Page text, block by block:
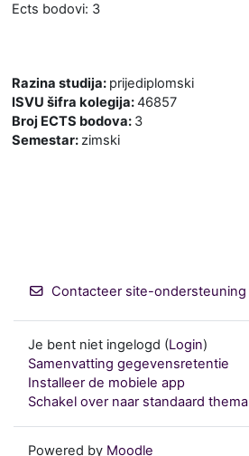
Ects bodovi: 3
Razina studija: prijediplomski
ISVU šifra kolegija:46857
Broj ECTS bodova: 3
Semestar:zimski
Contacteer site-ondersteuning
Je bent niet ingelogd (Login)
Samenvatting gegevensretentie
Installeer de mobiele app
Schakel over naar standaard thema
Powered by Moodle